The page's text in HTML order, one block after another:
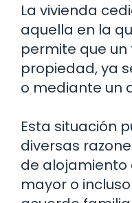
La vivienda
aquella en la
permite que
propiedad, ya
o mediante un
Esta situación
diversas
de alojamiento
mayor o